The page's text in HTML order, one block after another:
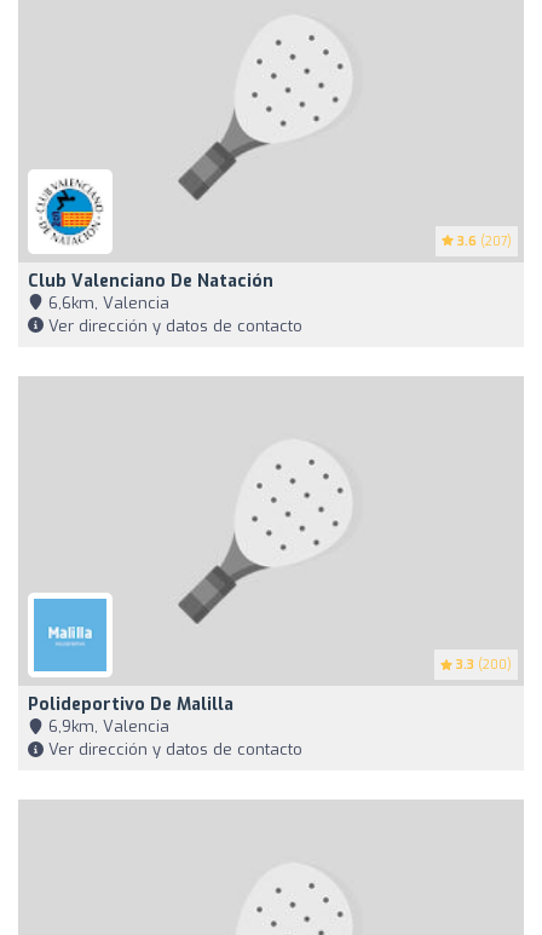
3.6 (207)
Club Valenciano De Natación
6,6km, Valencia
Ver dirección y datos de contacto
3.3 (200)
Polideportivo De Malilla
6,9km, Valencia
Ver dirección y datos de contacto